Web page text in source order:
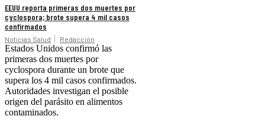
EEUU reporta primeras dos muertes por
cyclospora; brote supera 4 mil casos
confirmados
Noticias Salud Redacción
Estados Unidos confirmó las
primeras dos muertes por
cyclospora durante un brote que
supera los 4 mil casos confirmados.
Autoridades investigan el posible
origen del parásito en alimentos
contaminados.